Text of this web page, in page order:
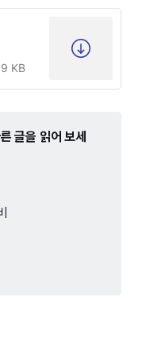
KB
글을 읽어 보세